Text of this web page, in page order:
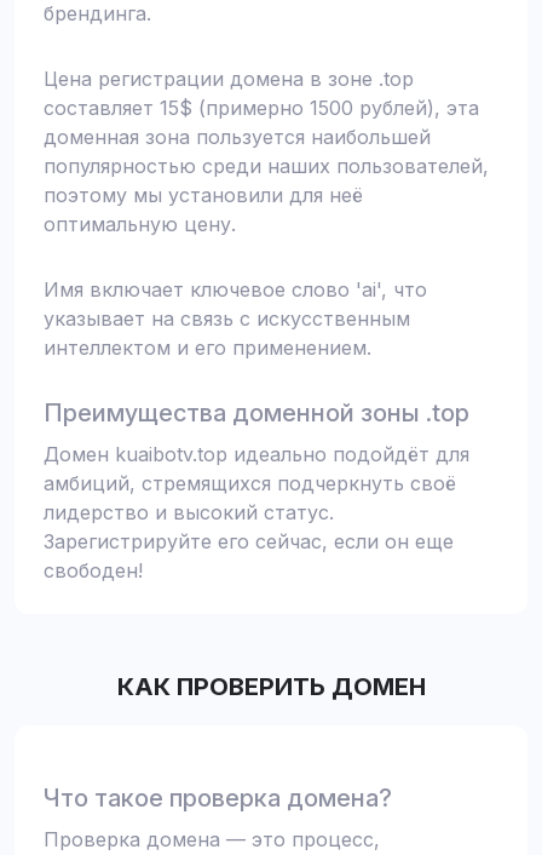
брендинга.
Цена регистрации домена в зоне .top
составляет 15$ (примерно 1500 рублей), эта
доменная зона пользуется наибольшей
популярностью среди наших пользователей,
поэтому мы установили для неё
оптимальную цену.
Имя включает ключевое слово 'ai', что
указывает на связь с искусственным
интеллектом и его применением.
Преимущества доменной зоны .top
Домен kuaibotv.top идеально подойдёт для
амбиций, стремящихся подчеркнуть своё
лидерство и высокий статус.
Зарегистрируйте его сейчас, если он еще
свободен!
КАК ПРОВЕРИТЬ ДОМЕН
Что такое проверка домена?
Проверка домена — это процесс,